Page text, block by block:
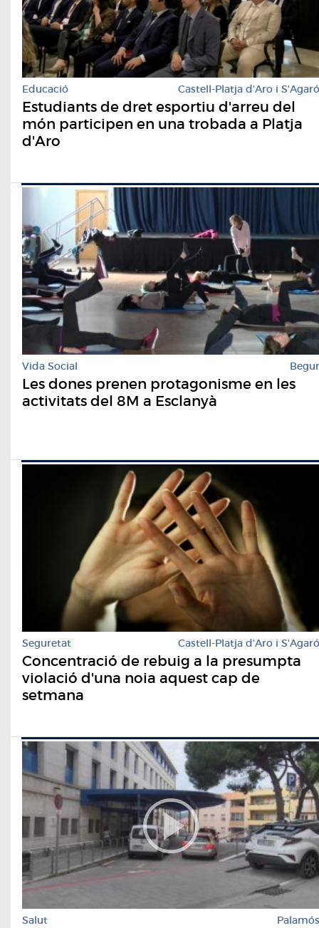
Educació Castell-Platja d'Aro i S'Agaró
Estudiants de dret esportiu d'arreu del
món participen en una trobada a Platja
d'Aro
Vida Social Begur
Les dones prenen protagonisme en les
activitats del 8M a Esclanyà
Seguretat Castell-Platja d'Aro i S'Agaró
Concentració de rebuig a la presumpta
violació d'una noia aquest cap de
setmana
Salut Palamós